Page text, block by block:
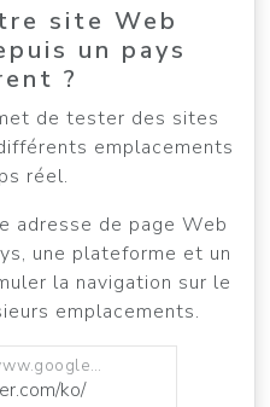
site Web
un pays
?
de tester des sites
emplacements
réel.
adresse de page Web
une plateforme et un
la navigation sur le
emplacements.
Website (https://www.google.com)